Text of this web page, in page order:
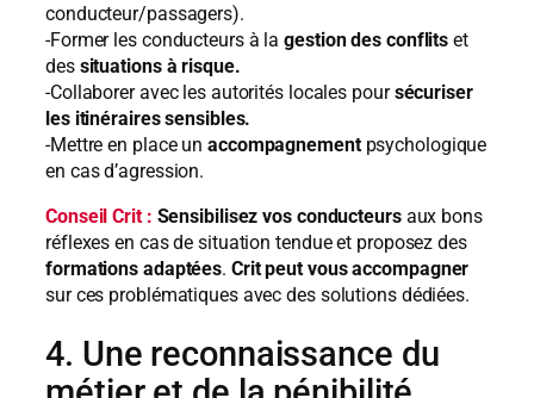
conducteur/passagers).
-Former les conducteurs à lagestion des conflits et
des situations à risque.
-Collaborer avec les autorités locales poursécuriser
les itinéraires sensibles.
-Mettre en place un accompagnementpsychologique
en cas d’agression.
Conseil Crit : Sensibilisez vos conducteursaux bons
réflexes en cas de situation tendue et proposez des
formations adaptées. Crit peut vous accompagner
sur ces problématiques avec des solutions dédiées.
4. Une reconnaissance du